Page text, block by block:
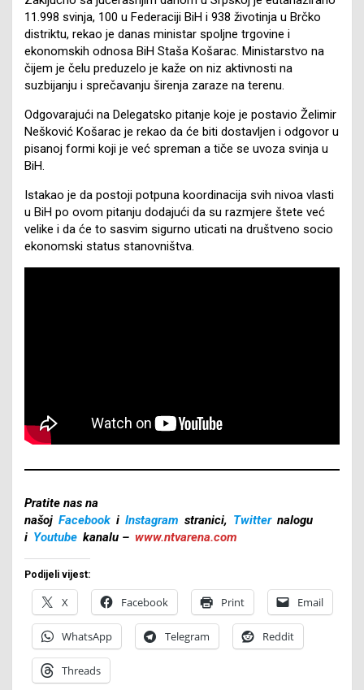
11.998 svinja, 100 u Federaciji BiH i 938 životinja u Brčko
distriktu, rekao je danas ministar spoljne trgovine i
ekonomskih odnosa BiH Staša Košarac. Ministarstvo na
čijem je čelu preduzelo je kaže on niz aktivnosti na
suzbijanju i sprečavanju širenja zaraze na terenu.
Odgovarajući na Delegatsko pitanje koje je postavio Želimir
Nešković Košarac je rekao da će biti dostavljen i odgovor u
pisanoj formi koji je već spreman a tiče se uvoza svinja u
BiH.
Istakao je da postoji potpuna koordinacija svih nivoa vlasti
u BiH po ovom pitanju dodajući da su razmjere štete već
velike i da će to sasvim sigurno uticati na društveno socio
ekonomski status stanovništva.
Pratite nas na
našoj Facebook i Instagram stranici, Twitter nalogu
i Youtube kanalu – www.ntvarena.com
Podijeli vijest:
X Facebook Print Email
WhatsApp Telegram Reddit
Threads